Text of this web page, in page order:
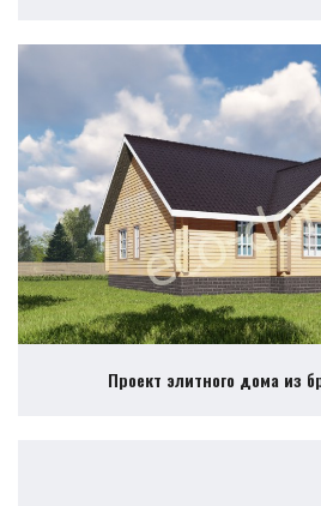
Проект элитного дома из